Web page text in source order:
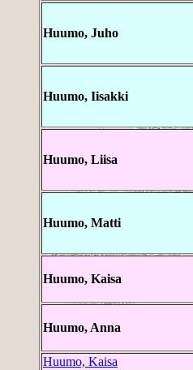
Huumo, Juho
Huumo, Iisakki
Huumo, Liisa
Huumo, Matti
Huumo, Kaisa
Huumo, Anna
Huumo, Kaisa